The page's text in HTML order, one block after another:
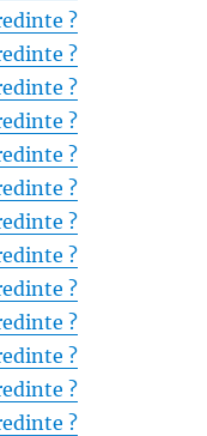
?
?
?
?
?
?
?
?
?
?
?
?
?